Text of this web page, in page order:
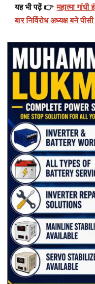
यह भी पढ़ें 👉 महात्मा
बार निर्विरोध अध्यक्ष बने